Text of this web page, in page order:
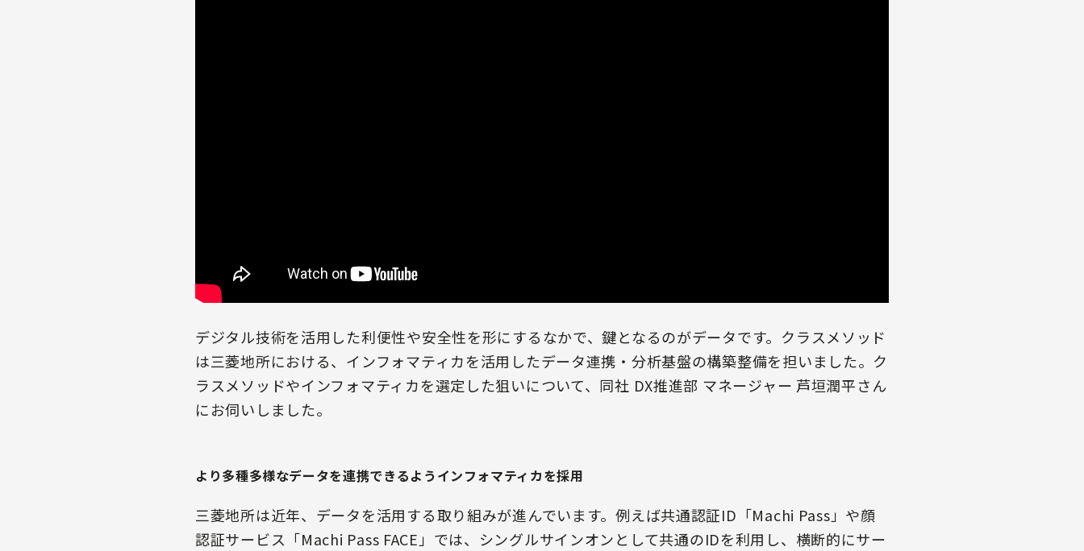
デジタル技術を活用した利便性や安全性を形にするなかで、鍵となるのがデータです。クラスメソッド
は三菱地所における、インフォマティカを活用したデータ連携・分析基盤の構築整備を担いました。ク
ラスメソッドやインフォマティカを選定した狙いについて、同社 DX推進部 マネージャー 芦垣潤平さん
にお伺いしました。
より多種多様なデータを連携できるようインフォマティカを採用
三菱地所は近年、データを活用する取り組みが進んでいます。例えば共通認証ID「Machi Pass」や顔
認証サービス「Machi Pass FACE」では、シングルサインオンとして共通のIDを利用し、横断的にサー